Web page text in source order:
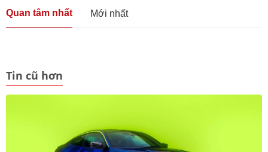
Quan tâm nhất Mới nhất
Tin cũ hơn